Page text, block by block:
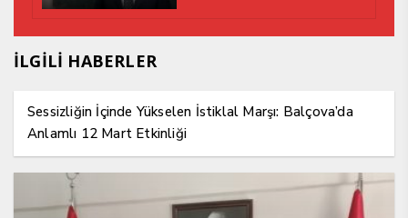
İLGİLİ HABERLER
Sessizliğin İçinde Yükselen İstiklal Marşı: Balçova’da
Anlamlı 12 Mart Etkinliği